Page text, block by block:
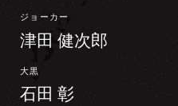
ジョーカー
津田 健次郎
大黒
石田 彰